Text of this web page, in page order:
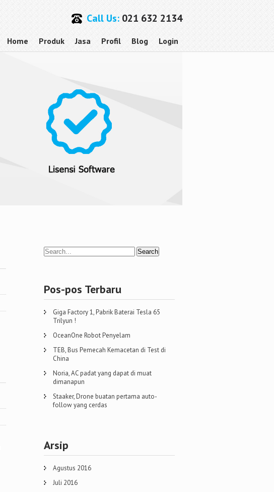
Call Us:021 632 2134
Home Produk Jasa Profil Blog Login
Pos-pos Terbaru
Giga Factory 1, Pabrik Baterai Tesla 65
Trilyun !
OceanOne Robot Penyelam
TEB, Bus Pemecah Kemacetan di Test di
China
Noria, AC padat yang dapat di muat
dimanapun
Staaker, Drone buatan pertama auto-
follow yang cerdas
Arsip
Agustus 2016
Juli 2016